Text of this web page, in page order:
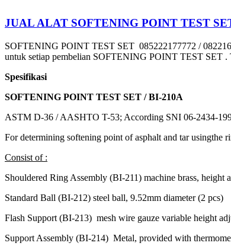
JUAL ALAT SOFTENING POINT TEST
SOFTENING POINT TEST SET 085222177772 /
untuk setiap pembelian SOFTENING POINT TEST SET .
Spesifikasi
SOFTENING POINT TEST SET / BI-210A
ASTM D-36 / AASHTO T-53; According SNI 06-2434-
For determining softening point of asphalt and tar usingthe
Consist of :
Shouldered Ring Assembly (BI-211) machine brass, height
Standard Ball (BI-212) steel ball, 9.52mm diameter (2 pcs)
Flash Support (BI-213) mesh wire gauze variable height
Support Assembly (BI-214) Metal, provided with